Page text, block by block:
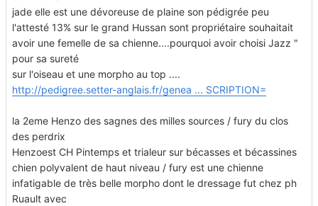
jade elle est une dévoreuse de plaine son pédigrée peu
l'attesté 13% sur le grand Hussan sont propriétaire souhaitait
avoir une femelle de sa chienne....pourquoi avoir choisi Jazz "
pour sa sureté
sur l'oiseau et une morpho au top ....
http://pedigree.setter-anglais.fr/genea ... SCRIPTION=
la 2eme Henzo des sagnes des milles sources / fury du clos
des perdrix
Henzoest CH Pintemps et trialeur sur bécasses et bécassines
chien polyvalent de haut niveau / fury est une chienne
infatigable de très belle morpho dont le dressage fut chez ph
Ruault avec